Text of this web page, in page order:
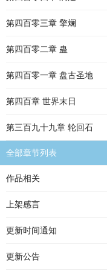
第四百零三章 擎斓
第四百零二章 蛊
第四百零一章 盘古圣地
第四百章 世界末日
第三百九十九章 轮回石
全部章节列表
作品相关
上架感言
更新时间通知
更新公告